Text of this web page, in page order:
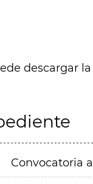
descargar
Convocatoria